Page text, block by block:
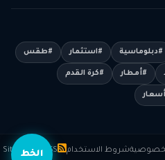
الخط
#دبلوماسية #استثمار #طقس
#أمطار #كرة القدم
شروط الاستخدام RSS
Sitemap